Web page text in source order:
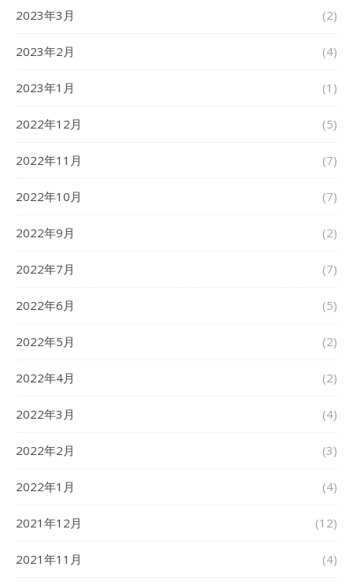
2023年3月 (2)
2023年2月 (4)
2023年1月 (1)
2022年12月 (5)
2022年11月 (7)
2022年10月 (7)
2022年9月 (2)
2022年7月 (7)
2022年6月 (5)
2022年5月 (2)
2022年4月 (2)
2022年3月 (4)
2022年2月 (3)
2022年1月 (4)
2021年12月 (12)
2021年11月 (4)